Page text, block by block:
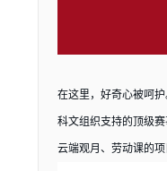
在这里，好奇心被呵
科文组织支持的顶级
云端观月、劳动课的